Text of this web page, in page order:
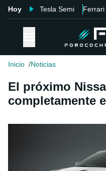
Hoy Tesla Semi Ferrari
Inicio Noticias
El próximo
completamente